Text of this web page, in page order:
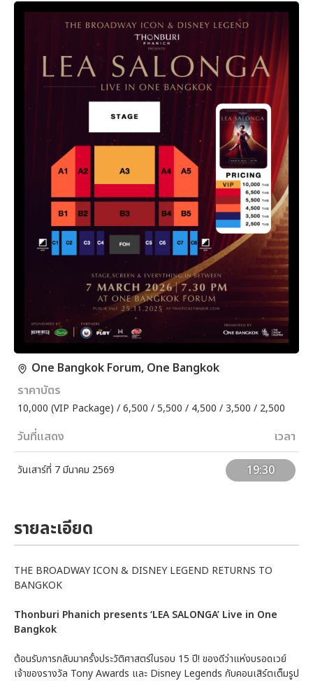
One Bangkok Forum, One Bangkok
ราคาบัตร
10,000 (VIP Package) / 6,500 / 5,500 / 4,500 / 3,500 / 2,500
วันที่แสดง เวลา
วันเสาร์ที่ 7 มีนาคม 2569 19:30
รายละเอียด
THE BROADWAY ICON & DISNEY LEGEND RETURNS TO
BANGKOK
Thonburi Phanich presents ‘LEA SALONGA’ Live in One
Bangkok
ต้อนรับการกลับมาครั้งประวัติศาสตร์ในรอบ 15 ปี! ของดีว่าแห่งบรอดเวย์
เจ้าของรางวัล Tony Awards และ Disney Legends กับคอนเสิร์ตเต็มรูป